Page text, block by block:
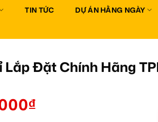
TIN TỨC DỰ ÁN HẰNG NGÀY
Lắp Đặt Chính Hãng
₫